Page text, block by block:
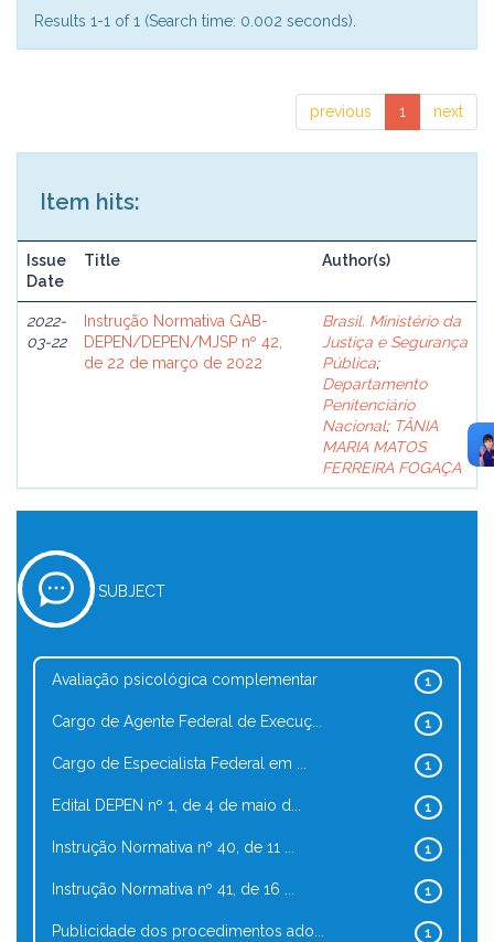
Results 1-1 of 1 (Search time: 0.002 seconds).
previous 1 next
Item hits:
Issue
Date
Title Author(s)
2022-
03-22
Instrução Normativa GAB-
DEPEN/DEPEN/MJSP nº 42,
de 22 de março de 2022
Brasil. Ministério da
Justiça e Segurança
Pública;
Departamento
Penitenciário
Nacional; TÂNIA
MARIA MATOS
FERREIRA FOGAÇA
SUBJECT
1
Avaliação psicológica complementar
1
Cargo de Agente Federal de Execuç...
1
Cargo de Especialista Federal em ...
1
Edital DEPEN nº 1, de 4 de maio d...
1
Instrução Normativa nº 40, de 11 ...
1
Instrução Normativa nº 41, de 16 ...
1
Publicidade dos procedimentos ado...